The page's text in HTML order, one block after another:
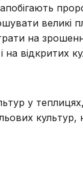
великі
на
відкритих
у
культур,